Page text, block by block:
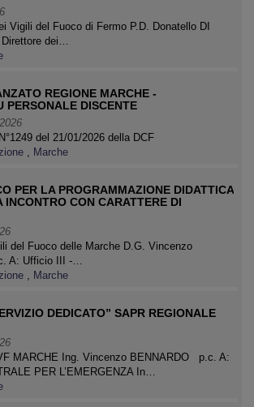
Vigili del Fuoco di Fermo P.D. Donatello DI
dei…
REGIONE MARCHE -
PERSONALE DISCENTE
del 21/01/2026 della DCF
, Marche
PER LA PROGRAMMAZIONE DIDATTICA
INCONTRO CON CARATTERE DI
del Fuoco delle Marche D.G. Vincenzo
A: Ufficio III -…
, Marche
DEDICATO” SAPR REGIONALE
MARCHE Ing. Vincenzo BENNARDO p.c. A:
PER L’EMERGENZA In…